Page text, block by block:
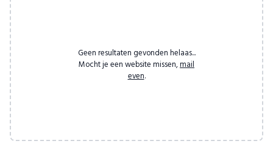
Geen resultaten gevonden helaas...
Mocht je een website missen, mail
even.